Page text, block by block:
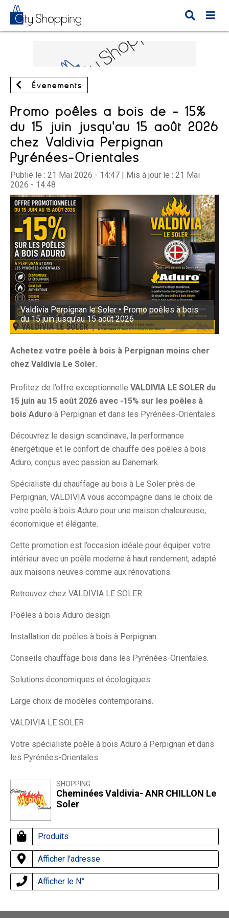
Évènements
Promo poêles à bois de - 15%
du 15 juin jusqu'au 15 août 2026
chez Valdivia Perpignan
Pyrénées-Orientales
Publié le : 21 Mai 2026 - 14:47 | Mis à jour le : 21 Mai
2026 - 14:48
Valdivia Perpignan le Soler • Promo poêles à bois
du 15 juin jusqu'au 15 août 2026
Achetez votre poêle à bois à Perpignan moins cher
chez Valdivia Le Soler.
Profitez de l’offre exceptionnelle VALDIVIA LE SOLER du
15 juin au 15 août 2026 avec -15% sur les poêles à
bois Aduro à Perpignan et dans les Pyrénées-Orientales.
Découvrez le design scandinave, la performance
énergétique et le confort de chauffe des poêles à bois
Aduro, conçus avec passion au Danemark.
Spécialiste du chauffage au bois à Le Soler près de
Perpignan, VALDIVIA vous accompagne dans le choix de
votre poêle à bois Aduro pour une maison chaleureuse,
économique et élégante.
Cette promotion est l’occasion idéale pour équiper votre
intérieur avec un poêle moderne à haut rendement, adapté
aux maisons neuves comme aux rénovations.
Retrouvez chez VALDIVIA LE SOLER :
Poêles à bois Aduro design
Installation de poêles à bois à Perpignan.
Conseils chauffage bois dans les Pyrénées-Orientales.
Solutions économiques et écologiques.
Large choix de modèles contemporains.
VALDIVIA LE SOLER
Votre spécialiste poêle à bois Aduro à Perpignan et dans
les Pyrénées-Orientales.
SHOPPING
Cheminées Valdivia- ANR CHILLON Le
Soler
Produits
Afficher l'adresse
Afficher le N°